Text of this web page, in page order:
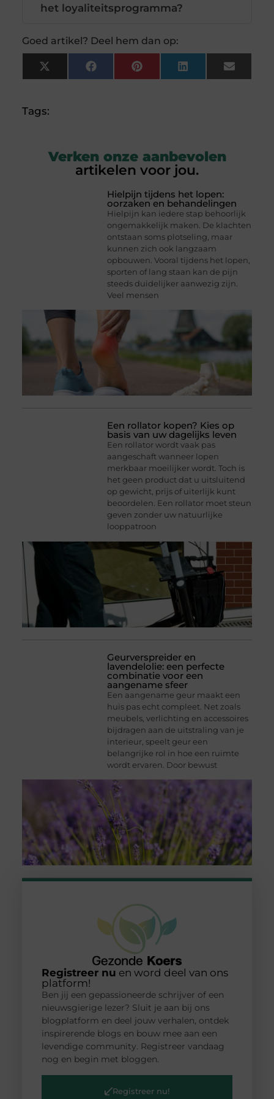
het loyaliteitsprogramma?
Goed artikel? Deel hem dan op:
X
(Twitter)
FacebookPinterestLinkedInEmail
Tags:
Verken onze aanbevolen
artikelen voor jou.
Hielpijn tijdens het lopen:
oorzaken en behandelingen
Hielpijn kan iedere stap behoorlijk
ongemakkelijk maken. De klachten
ontstaan soms plotseling, maar
kunnen zich ook langzaam
opbouwen. Vooral tijdens het lopen,
sporten of lang staan kan de pijn
steeds duidelijker aanwezig zijn.
Veel mensen
Een rollator kopen? Kies op
basis van uw dagelijks leven
Een rollator wordt vaak pas
aangeschaft wanneer lopen
merkbaar moeilijker wordt. Toch is
het geen product dat u uitsluitend
op gewicht, prijs of uiterlijk kunt
beoordelen. Een rollator moet steun
geven zonder uw natuurlijke
looppatroon
Geurverspreider en
lavendelolie: een perfecte
combinatie voor een
aangename sfeer
Een aangename geur maakt een
huis pas echt compleet. Net zoals
meubels, verlichting en accessoires
bijdragen aan de uitstraling van je
interieur, speelt geur een
belangrijke rol in hoe een ruimte
wordt ervaren. Door bewust
Registreer nu en word deel van ons
platform!
Ben jij een gepassioneerde schrijver of een
nieuwsgierige lezer? Sluit je aan bij ons
blogplatform en deel jouw verhalen, ontdek
inspirerende blogs en bouw mee aan een
levendige community. Registreer vandaag
nog en begin met bloggen.
Registreer nu!